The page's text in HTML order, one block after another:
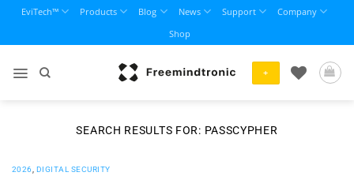
content
EviTech™ Products Blog News Support
Company
Shop
+
SEARCH RESULTS FOR: PASSCYPHER
2026 DIGITAL SECURITY